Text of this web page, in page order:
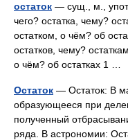
остаток — сущ., м.,
чего? остатка, чему?
остатком, о чём? об
остатков, чему?
о чём? об остатках 1 …
Остаток — Остаток: В
образующееся при
полученный
ряда. В астрономии: